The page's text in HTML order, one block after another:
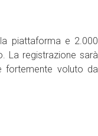
piattaforma e 2.000
La registrazione sarà
fortemente voluto da